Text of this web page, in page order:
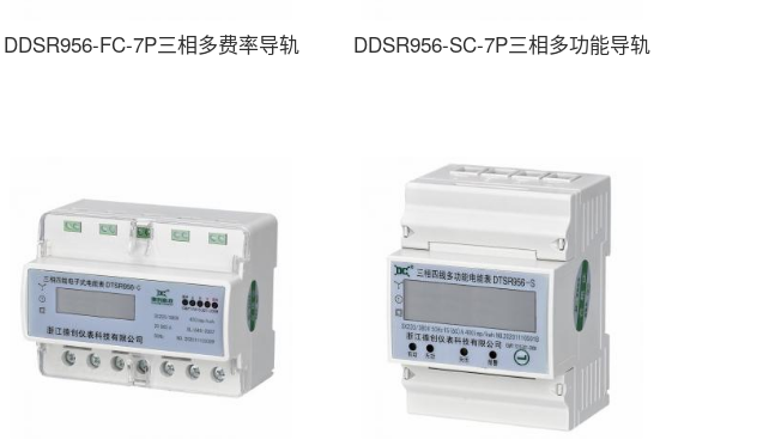
DDSR956-FC-7P三相多费率导轨 DDSR956-SC-7P三相多功能导轨